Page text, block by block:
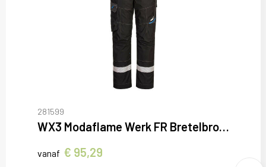
281599
WX3 Modaflame Werk FR Bretelbroek
vanaf € 95,29